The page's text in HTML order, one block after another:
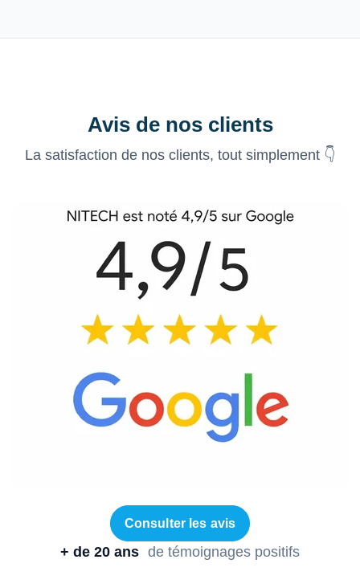
Avis de nos clients
La satisfaction de nos clients, tout simplement 👇
Consulter les avis
+ de 20 ans de témoignages positifs